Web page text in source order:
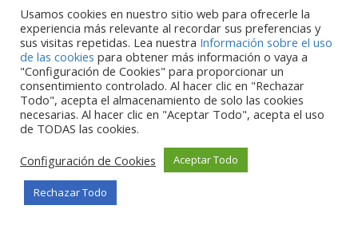
Financiado por la Unión Europea – NextGenerationEU. Sin
embargo, los puntos de vista y las
opiniones expresadas son únicamente los del autor o autores y
no reflejan necesariamente los de
la Unión Europea o la Comisión Europea. Ni la Unión Europea ni
la Comisión Europea pueden ser
consideradas responsables de las mismas.
Usamos cookies en nuestro sitio web para ofrecerle la
experiencia más relevante al recordar sus preferencias y
sus visitas repetidas. Lea nuestra Información sobre el uso
de las cookies para obtener más información o vaya a
"Configuración de Cookies" para proporcionar un
consentimiento controlado. Al hacer clic en "Rechazar
Todo", acepta el almacenamiento de solo las cookies
necesarias. Al hacer clic en "Aceptar Todo", acepta el uso
de TODAS las cookies.
Configuración de Cookies
Aceptar Todo
Rechazar Todo